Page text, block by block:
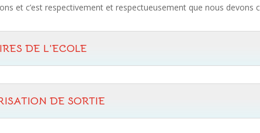
et c’est respectivement et respectueusement que nous devons
DE L’ECOLE
DE SORTIE